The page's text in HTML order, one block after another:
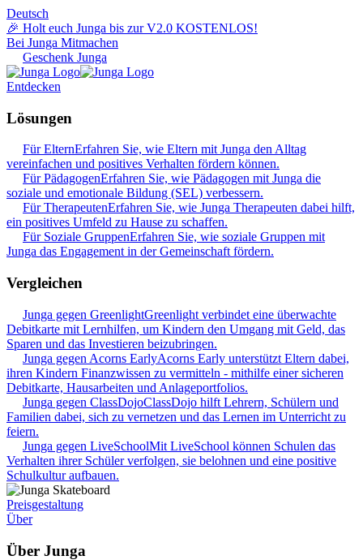
Deutsch
🎉 Holt euch Junga bis zur V2.0 KOSTENLOS!
Bei Junga Mitmachen
Geschenk Junga
Entdecken
Lösungen
Für ElternErfahren Sie, wie Eltern mit Junga den Alltag
vereinfachen und positives Verhalten fördern können.
Für PädagogenErfahren Sie, wie Pädagogen mit Junga die
soziale und emotionale Bildung (SEL) verbessern.
Für TherapeutenErfahren Sie, wie Junga Therapeuten dabei hilft,
ein positives Umfeld zu Hause zu schaffen.
Für Soziale GruppenErfahren Sie, wie soziale Gruppen mit
Junga das Engagement in der Gemeinschaft fördern.
Vergleichen
Junga gegen GreenlightGreenlight verbindet eine überwachte
Debitkarte mit Lernhilfen, um Kindern den Umgang mit Geld, das
Sparen und das Investieren beizubringen.
Junga gegen Acorns EarlyAcorns Early unterstützt Eltern dabei,
ihren Kindern Finanzwissen zu vermitteln - mithilfe einer sicheren
Debitkarte, Hausarbeiten und Anlageportfolios.
Junga gegen ClassDojoClassDojo hilft Lehrern, Schülern und
Familien dabei, sich zu vernetzen und das Lernen im Unterricht zu
feiern.
Junga gegen LiveSchoolMit LiveSchool können Schulen das
Verhalten ihrer Schüler verfolgen, sie belohnen und eine positive
Schulkultur aufbauen.
Preisgestaltung
Über
Über Junga